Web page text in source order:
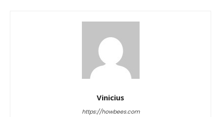
Vinicius
https://howbees.com